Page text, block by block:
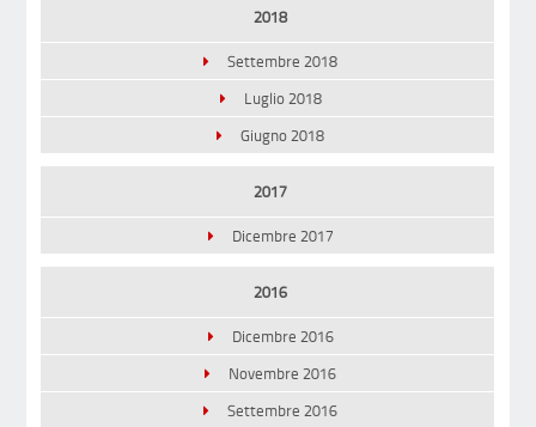
2018
Settembre 2018
Luglio 2018
Giugno 2018
2017
Dicembre 2017
2016
Dicembre 2016
Novembre 2016
Settembre 2016